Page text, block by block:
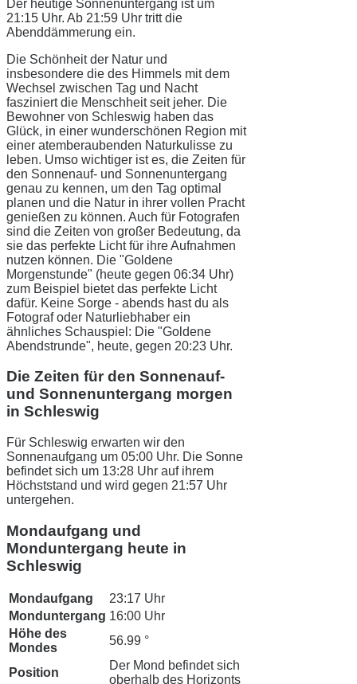
Der heutige Sonnenuntergang ist um
21:15 Uhr. Ab 21:59 Uhr tritt die
Abenddämmerung ein.
Die Schönheit der Natur und
insbesondere die des Himmels mit dem
Wechsel zwischen Tag und Nacht
fasziniert die Menschheit seit jeher. Die
Bewohner von Schleswig haben das
Glück, in einer wunderschönen Region mit
einer atemberaubenden Naturkulisse zu
leben. Umso wichtiger ist es, die Zeiten für
den Sonnenauf- und Sonnenuntergang
genau zu kennen, um den Tag optimal
planen und die Natur in ihrer vollen Pracht
genießen zu können. Auch für Fotografen
sind die Zeiten von großer Bedeutung, da
sie das perfekte Licht für ihre Aufnahmen
nutzen können. Die "Goldene
Morgenstunde" (heute gegen 06:34 Uhr)
zum Beispiel bietet das perfekte Licht
dafür. Keine Sorge - abends hast du als
Fotograf oder Naturliebhaber ein
ähnliches Schauspiel: Die "Goldene
Abendstrunde", heute, gegen 20:23 Uhr.
Die Zeiten für den Sonnenauf-
und Sonnenuntergang morgen
in Schleswig
Für Schleswig erwarten wir den
Sonnenaufgang um 05:00 Uhr. Die Sonne
befindet sich um 13:28 Uhr auf ihrem
Höchststand und wird gegen 21:57 Uhr
untergehen.
Mondaufgang und
Monduntergang heute in
Schleswig
Mondaufgang
23:17 Uhr
Monduntergang 16:00 Uhr
Höhe des
Mondes
56.99 °
Position
Der Mond befindet sich
oberhalb des Horizonts